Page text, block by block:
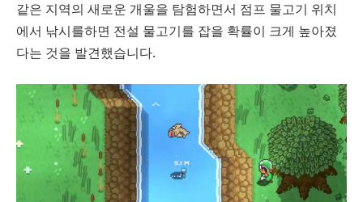
같은 지역의 새로운 개울을 탐험하면서 점프 물고기 위치
에서 낚시를하면 전설 물고기를 잡을 확률이 크게 높아졌
다는 것을 발견했습니다.